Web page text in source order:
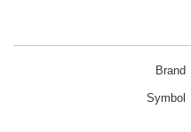
Brand
Symbol